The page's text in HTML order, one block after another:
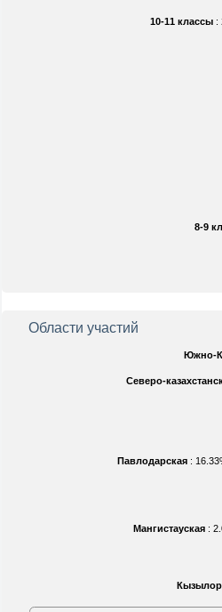
8-9
10-11 классы :
Области участий
Мангистауская :
Павлодарская :
Северо-
Южно-